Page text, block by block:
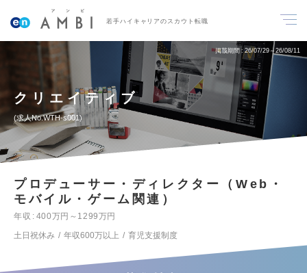
若手ハイキャリアのスカウト転職
掲載期間 26/07/29～26/08/11
クリエイティブ
求人No.WTH-s001
プロデューサー・ディレクター（Web・
モバイル・ゲーム関連）
年収
400万円～1299万円
土日祝休み
年収600万以上 育児支援制度